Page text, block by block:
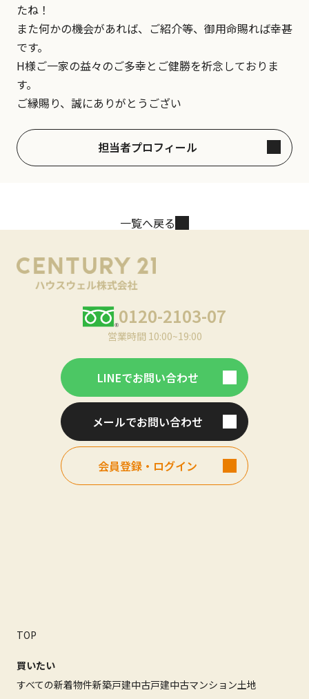
たね！
また何かの機会があれば、ご紹介等、御用命賜れば幸甚
です。
H様ご一家の益々のご多幸とご健勝を祈念しておりま
す。
ご縁賜り、誠にありがとうござい
担当者プロフィール
一覧へ戻る
0120-2103-07
営業時間 10:00~19:00
LINEでお問い合わせ
メールでお問い合わせ
会員登録・ログイン
TOP
買いたい
すべての新着物件新築戸建中古戸建中古マンション土地